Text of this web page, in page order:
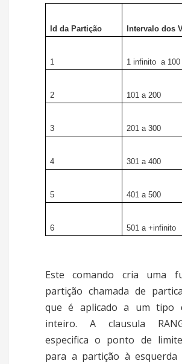
Id da Partição Intervalo dos
1 1 infinito a 100
2 101 a200
3 201 a300
4 301 a400
5 401 a500
6 501 a+infinito
Este comando cria uma
partição chamada de
que é aplicado a um tipo
inteiro. A clausula
especifica o ponto de
para a partição à